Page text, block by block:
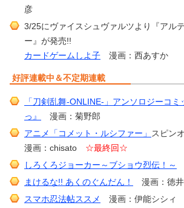
彦
3/25にヴァイスシュヴァルツより『アル
ー』が発売!!
カードゲームしよ子 漫画：西あすか
好評連載中＆不定期連載
「刀剣乱舞-ONLINE-」アンソロジーコ
っ』
漫画：菊野郎
アニメ「コメット・ルシファー」 スピン
漫画：chisato ☆最終回☆
しろくろジョーカー～ブショウ烈伝！～
まけるな!! あくのぐんだん！
漫画：徳
スマホ忍法帖ススメ
漫画：伊能シシィ